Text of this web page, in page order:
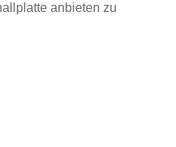
anbieten zu